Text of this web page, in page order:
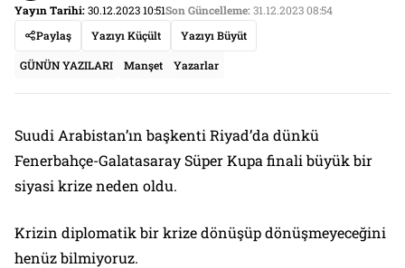
Yayın Tarihi:30.12.2023 10:51Son Güncelleme:31.12.2023 08:54
Paylaş
Yazıyı Küçült Yazıyı Büyüt
GÜNÜN YAZILARI Manşet Yazarlar
Suudi Arabistan’ın başkenti Riyad’da dünkü
Fenerbahçe-Galatasaray Süper Kupa finali büyük bir
siyasi krize neden oldu.
Krizin diplomatik bir krize dönüşüp dönüşmeyeceğini
henüz bilmiyoruz.